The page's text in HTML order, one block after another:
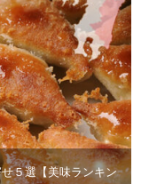
５選【美味ランキン